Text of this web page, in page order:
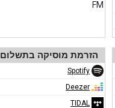
הזרמת מוסיקה בתשלום
Spotify
Deezer
TIDAL